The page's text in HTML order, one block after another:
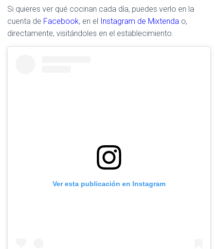
Si quieres ver qué cocinan cada día, puedes verlo en la
cuenta de Facebook, en el Instagram de Mixtenda o,
directamente, visitándoles en el establecimiento.
Ver esta publicación en Instagram